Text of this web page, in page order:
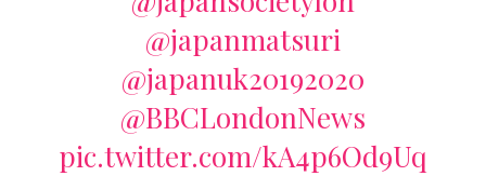
@japanmatsuri
@japanuk20192020
@BBCLondonNews
pic.twitter.com/kA4p6Od9Uq